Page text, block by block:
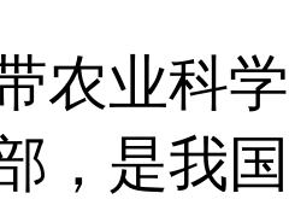
农业科
，是我